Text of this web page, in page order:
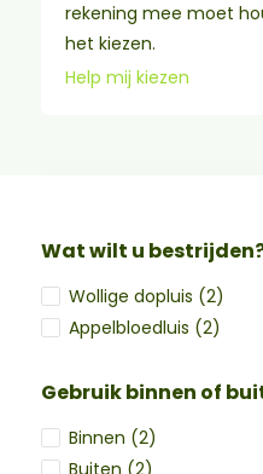
rekening mee moet
het kiezen.
Help mij kiezen
Wat wilt u
Wollige dopluis (2)
Appelbloedluis (2)
Gebruik binnen of
Binnen (2)
Buiten (2)